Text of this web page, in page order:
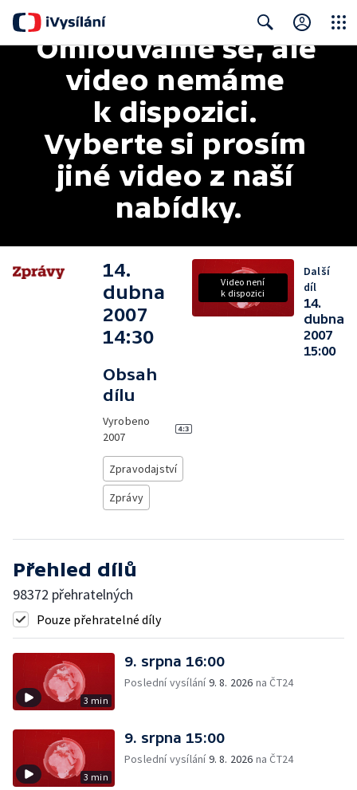
Search
Omlouváme se, ale
video nemáme
k dispozici.
Vyberte si prosím
jiné video z naší
nabídky.
14.
dubna
2007
14:30
Obsah
dílu
Vyrobeno
2007
Zpravodajství
Zprávy
Video není
k dispozici
Další
díl
14.
dubna
2007
15:00
Přehled dílů
98372 přehratelných
Pouze přehratelné díly
3 min
9. srpna 16:00
Poslední vysílání9. 8. 2026 na ČT24
3 min
9. srpna 15:00
Poslední vysílání9. 8. 2026 na ČT24